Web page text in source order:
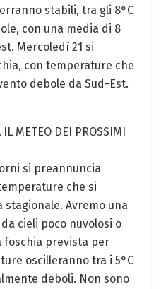
stabili, tra gli 8°C
con una media di 8
Mercoledì 21 si
con temperature che
debole da Sud-Est.
IL METEO DEI PROSSIMI
si preannuncia
che si
Avremo una
cieli poco nuvolosi o
foschia prevista per
oscilleranno tra i 5°C
deboli. Non sono